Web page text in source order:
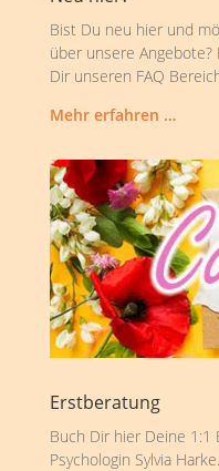
Bist Du neu hier und
über unsere Angebote?
Dir unseren FAQ
Mehr erfahren …
Erstberatung
Buch Dir hier Deine
Psychologin Sylvia